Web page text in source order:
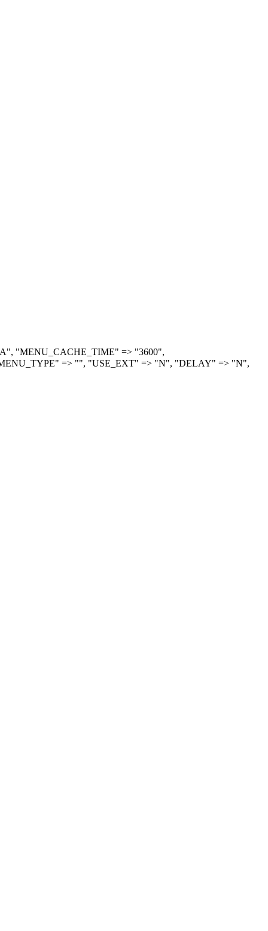
"MENU_CACHE_TIME" => "3600",
=> "", "USE_EXT" => "N", "DELAY" => "N",